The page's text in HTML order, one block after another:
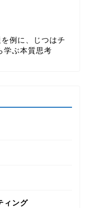
例に、じつはチ
学ぶ本質思考
ィング